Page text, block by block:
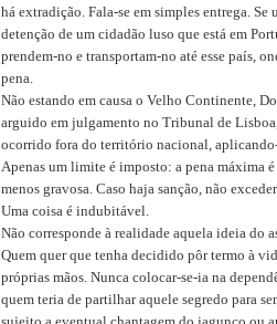
há extradição. Fala-se em simples entrega. Se
detenção de um cidadão luso que está em
prendem-no e transportam-no até esse país,
pena.
Não estando em causa o Velho Continente,
arguido em julgamento no Tribunal de
ocorrido fora do território nacional,
Apenas um limite é imposto: a pena máxima
menos gravosa. Caso haja sanção, não
Uma coisa é indubitável.
Não corresponde à realidade aquela ideia do
Quem quer que tenha decidido pôr termo à
próprias mãos. Nunca colocar-se-ia na
quem teria de partilhar aquele segredo para